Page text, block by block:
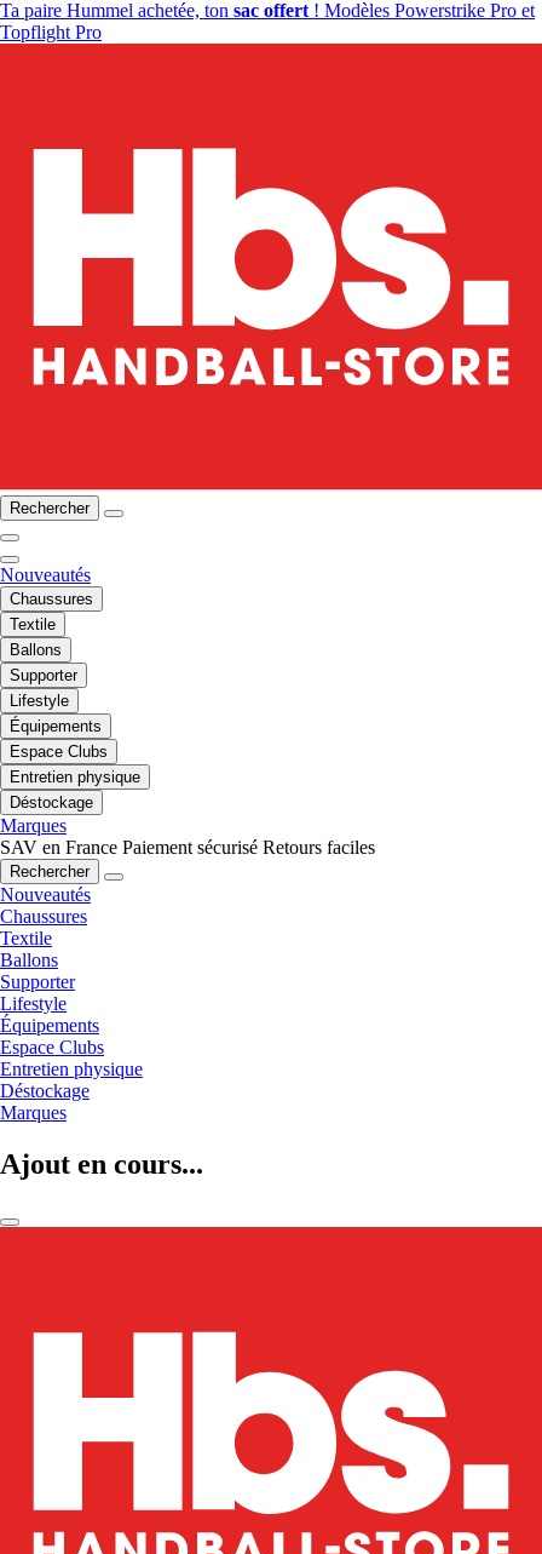
Ta paire Hummel achetée, ton sac offert ! Modèles Powerstrike Pro et
Topflight Pro
Rechercher
Nouveautés
Chaussures
Textile
Ballons
Supporter
Lifestyle
Équipements
Espace Clubs
Entretien physique
Déstockage
Marques
SAV en France Paiement sécurisé Retours faciles
Rechercher
Nouveautés
Chaussures
Textile
Ballons
Supporter
Lifestyle
Équipements
Espace Clubs
Entretien physique
Déstockage
Marques
Ajout en cours...